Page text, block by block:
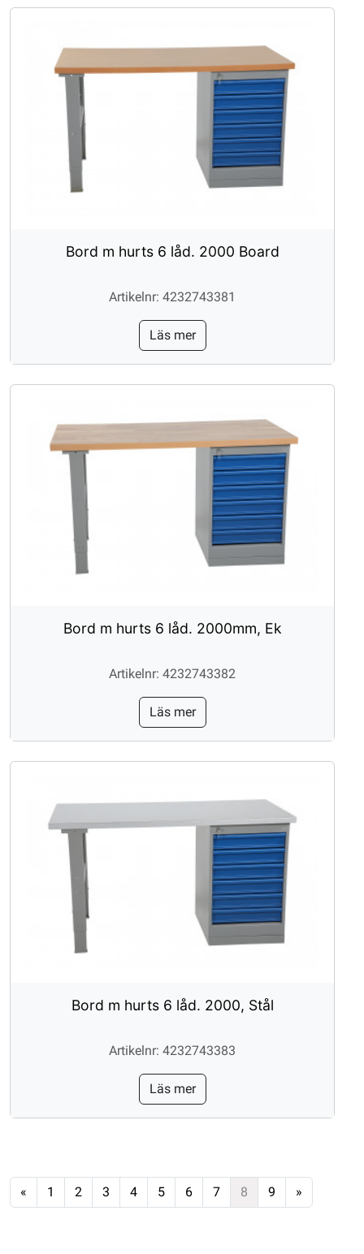
Bord m hurts 6 låd. 2000 Board
Artikelnr: 4232743381
Läs mer
Bord m hurts 6 låd. 2000mm, Ek
Artikelnr: 4232743382
Läs mer
Bord m hurts 6 låd. 2000, Stål
Artikelnr: 4232743383
Läs mer
« 1 2 3 4 5 6 7 8 9 »